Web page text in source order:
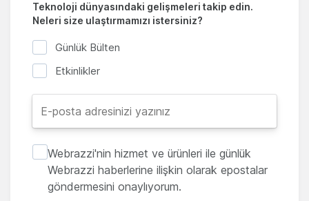
Teknoloji dünyasındaki gelişmeleri takip edin.
Neleri size ulaştırmamızı istersiniz?
Günlük Bülten
Etkinlikler
Webrazzi'nin hizmet ve ürünleri ile günlük
Webrazzi haberlerine ilişkin olarak epostalar
göndermesini onaylıyorum.